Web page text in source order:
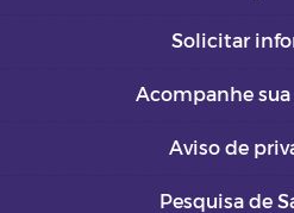
Solicitar
Acompanhe sua
Aviso de
Pesquisa de